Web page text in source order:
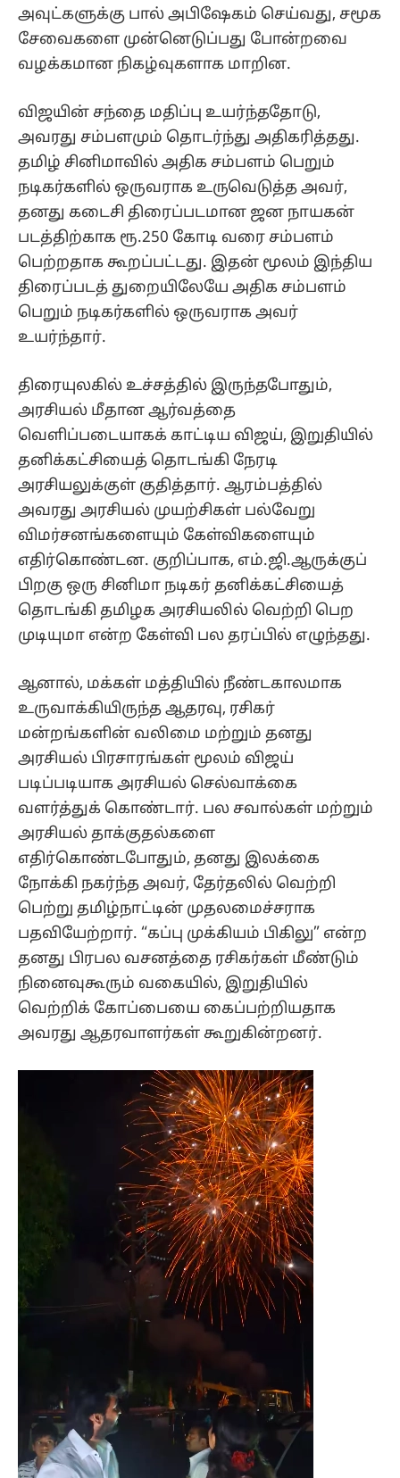
அவுட்களுக்கு பால் அபிஷேகம் செய்வது, சமூக
சேவைகளை முன்னெடுப்பது போன்றவை
வழக்கமான நிகழ்வுகளாக மாறின.
விஜயின் சந்தை மதிப்பு உயர்ந்ததோடு,
அவரது சம்பளமும் தொடர்ந்து அதிகரித்தது.
தமிழ் சினிமாவில் அதிக சம்பளம் பெறும்
நடிகர்களில் ஒருவராக உருவெடுத்த அவர்,
தனது கடைசி திரைப்படமான ஜன நாயகன்
படத்திற்காக ரூ.250 கோடி வரை சம்பளம்
பெற்றதாக கூறப்பட்டது. இதன் மூலம் இந்திய
திரைப்படத் துறையிலேயே அதிக சம்பளம்
பெறும் நடிகர்களில் ஒருவராக அவர்
உயர்ந்தார்.
திரையுலகில் உச்சத்தில் இருந்தபோதும்,
அரசியல் மீதான ஆர்வத்தை
வெளிப்படையாகக் காட்டிய விஜய், இறுதியில்
தனிக்கட்சியைத் தொடங்கி நேரடி
அரசியலுக்குள் குதித்தார். ஆரம்பத்தில்
அவரது அரசியல் முயற்சிகள் பல்வேறு
விமர்சனங்களையும் கேள்விகளையும்
எதிர்கொண்டன. குறிப்பாக, எம்.ஜி.ஆருக்குப்
பிறகு ஒரு சினிமா நடிகர் தனிக்கட்சியைத்
தொடங்கி தமிழக அரசியலில் வெற்றி பெற
முடியுமா என்ற கேள்வி பல தரப்பில் எழுந்தது.
ஆனால், மக்கள் மத்தியில் நீண்டகாலமாக
உருவாக்கியிருந்த ஆதரவு, ரசிகர்
மன்றங்களின் வலிமை மற்றும் தனது
அரசியல் பிரசாரங்கள் மூலம் விஜய்
படிப்படியாக அரசியல் செல்வாக்கை
வளர்த்துக் கொண்டார். பல சவால்கள் மற்றும்
அரசியல் தாக்குதல்களை
எதிர்கொண்டபோதும், தனது இலக்கை
நோக்கி நகர்ந்த அவர், தேர்தலில் வெற்றி
பெற்று தமிழ்நாட்டின் முதலமைச்சராக
பதவியேற்றார். “கப்பு முக்கியம் பிகிலு” என்ற
தனது பிரபல வசனத்தை ரசிகர்கள் மீண்டும்
நினைவுகூரும் வகையில், இறுதியில்
வெற்றிக் கோப்பையை கைப்பற்றியதாக
அவரது ஆதரவாளர்கள் கூறுகின்றனர்.